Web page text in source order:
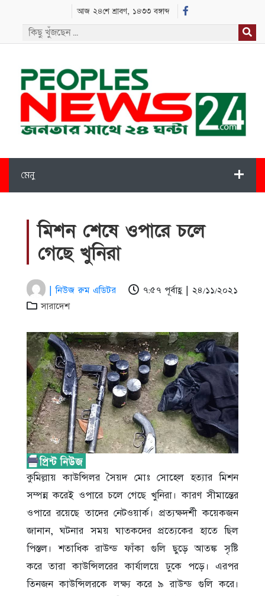
আজ ২৪শে শ্রাবণ, ১৪৩৩ বঙ্গাব্দ
মেনু
মিশন শেষে ওপারে চলে
গেছে খুনিরা
| নিউজ রুম এডিটর
৭:৫৭ পূর্বাহ্ণ | ২৪/১১/২০২১
সারাদেশ
কুমিল্লায় কাউন্সিলর সৈয়দ মোঃ সোহেল হত্যার মিশন
সম্পন্ন করেই ওপারে চলে গেছে খুনিরা। কারণ সীমান্তের
ওপারে রয়েছে তাদের নেটওয়ার্ক। প্রত্যক্ষদর্শী কয়েকজন
জানান, ঘটনার সময় ঘাতকদের প্রত্যেকের হাতে ছিল
পিস্তল। শতাধিক রাউন্ড ফাঁকা গুলি ছুড়ে আতঙ্ক সৃষ্টি
করে তারা কাউন্সিলরের কার্যালয়ে ঢুকে পড়ে। এরপর
তিনজন কাউন্সিলরকে লক্ষ্য করে ৯ রাউন্ড গুলি করে।